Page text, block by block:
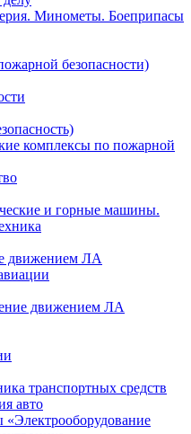
Минометы. Боеприпасы
безопасности)
комплексы по пожарной
и горные машины.
движением ЛА
движением ЛА
транспортных средств
авто